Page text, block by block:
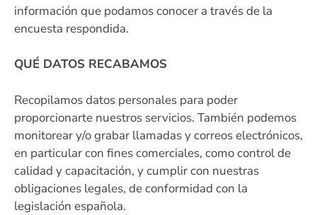
información que podamos conocer a través de la
encuesta respondida.
QUÉ DATOS RECABAMOS
Recopilamos datos personales para poder
proporcionarte nuestros servicios. También podemos
monitorear y/o grabar llamadas y correos electrónicos,
en particular con fines comerciales, como control de
calidad y capacitación, y cumplir con nuestras
obligaciones legales, de conformidad con la
legislación española.